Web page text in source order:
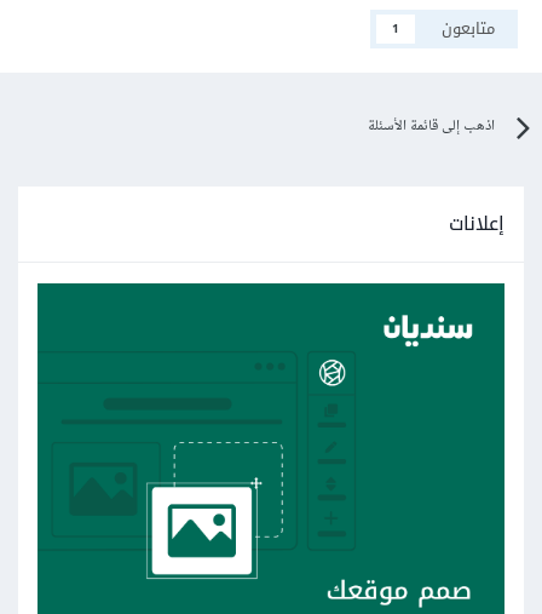
متابعون
1
اذهب إلى قائمة الأسئلة
إعلانات